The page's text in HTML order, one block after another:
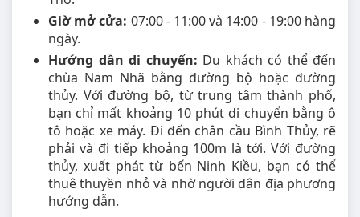
Giờ mở cửa: 07:00 - 11:00 và 14:00 - 19:00 hàng
ngày.
Hướng dẫn di chuyển: Du khách có thể đến
chùa Nam Nhã bằng đường bộ hoặc đường
thủy. Với đường bộ, từ trung tâm thành phố,
bạn chỉ mất khoảng 10 phút di chuyển bằng ô
tô hoặc xe máy. Đi đến chân cầu Bình Thủy, rẽ
phải và đi tiếp khoảng 100m là tới. Với đường
thủy, xuất phát từ bến Ninh Kiều, bạn có thể
thuê thuyền nhỏ và nhờ người dân địa phương
hướng dẫn.